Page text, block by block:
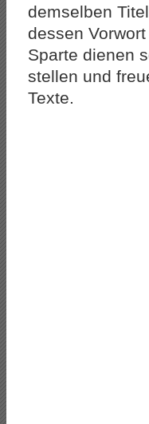
demselben
dessen
Sparte dienen
stellen und
Texte.